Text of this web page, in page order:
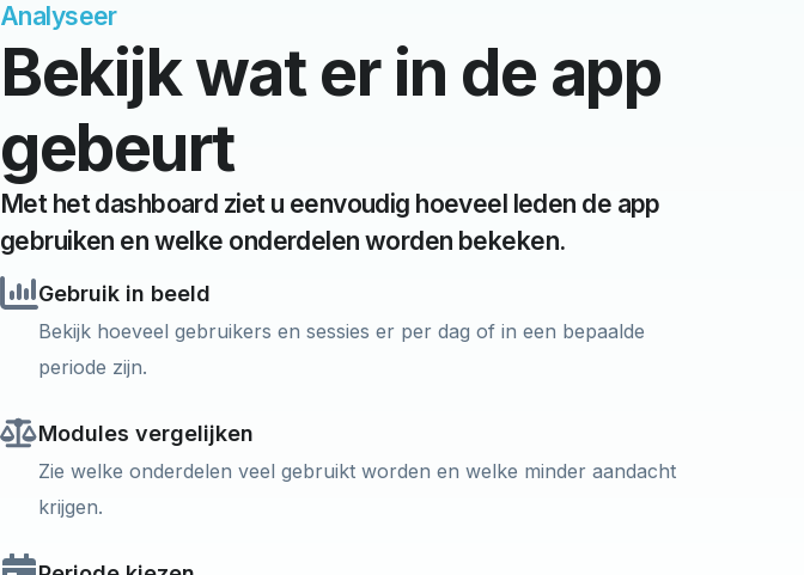
Analyseer
Bekijk wat er in de app
gebeurt
Met het dashboard ziet u eenvoudig hoeveel leden de app
gebruiken en welke onderdelen worden bekeken.
Gebruik in beeld
Bekijk hoeveel gebruikers en sessies er per dag of in een bepaalde
periode zijn.
Modules vergelijken
Zie welke onderdelen veel gebruikt worden en welke minder aandacht
krijgen.